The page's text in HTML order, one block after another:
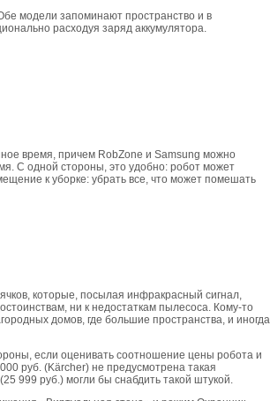
модели запоминают пространство и в
расходуя заряд аккумулятора.
время, причем RobZone и Samsung можно
С одной стороны, это удобно: робот может
к уборке: убрать все, что может помешать
которые, посылая инфракрасный сигнал,
ни к недостаткам пылесоса. Кому-то
домов, где большие пространства, и иногда
если оценивать соотношение цены робота и
руб. (Kärcher) не предусмотрена такая
999 руб.) могли бы снабдить такой штукой.